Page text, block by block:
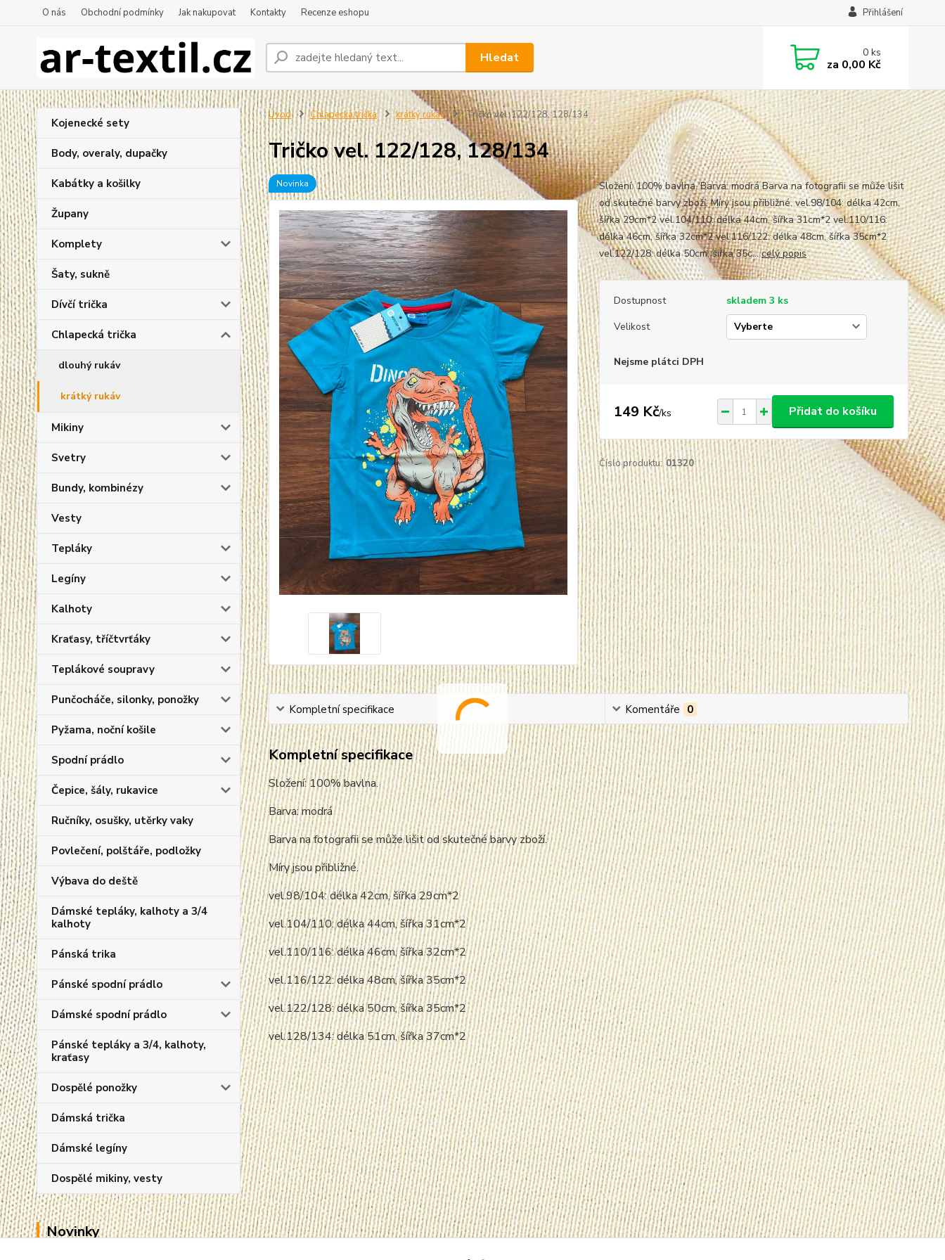
O nás Obchodní podmínky Jak nakupovat Kontakty Recenze eshopu Přihlášení
Hledat 0ks
za 0,00 Kč
Kojenecké sety
Body, overaly, dupačky
Kabátky a košilky
Župany
Komplety
Šaty, sukně
Dívčí trička
Chlapecká trička
dlouhý rukáv
krátký rukáv
Mikiny
Svetry
Bundy, kombinézy
Vesty
Tepláky
Legíny
Kalhoty
Kraťasy, tříčtvrťáky
Teplákové soupravy
Punčocháče, silonky, ponožky
Pyžama, noční košile
Spodní prádlo
Čepice, šály, rukavice
Ručníky, osušky, utěrky vaky
Povlečení, polštáře, podložky
Výbava do deště
Dámské tepláky, kalhoty a 3/4
kalhoty
Pánská trika
Pánské spodní prádlo
Dámské spodní prádlo
Pánské tepláky a 3/4, kalhoty,
kraťasy
Dospělé ponožky
Dámská trička
Dámské legíny
Dospělé mikiny, vesty
Novinky
Úvod Chlapecká trička krátký rukáv Tričko vel. 122/128, 128/134
Tričko vel. 122/128, 128/134
Novinka
Složení: 100% bavlna. Barva: modrá Barva na fotografii se může lišit
od skutečné barvy zboží. Míry jsou přibližné. vel.98/104: délka 42cm,
šířka 29cm*2 vel.104/110: délka 44cm, šířka 31cm*2 vel.110/116:
délka 46cm, šířka 32cm*2 vel.116/122: délka 48cm, šířka 35cm*2
vel.122/128: délka 50cm, šířka 35c...celý popis
Dostupnost
skladem 3 ks
Velikost
Nejsme plátci DPH
149 Kč/ks Přidat do košíku
Číslo produktu: 01320
Kompletní specifikace Komentáře 0
Kompletní specifikace
Složení: 100% bavlna.
Barva: modrá
Barva na fotografii se může lišit od skutečné barvy zboží.
Míry jsou přibližné.
vel.98/104: délka 42cm, šířka 29cm*2
vel.104/110: délka 44cm, šířka 31cm*2
vel.110/116: délka 46cm, šířka 32cm*2
vel.116/122: délka 48cm, šířka 35cm*2
vel.122/128: délka 50cm, šířka 35cm*2
vel.128/134: délka 51cm, šířka 37cm*2